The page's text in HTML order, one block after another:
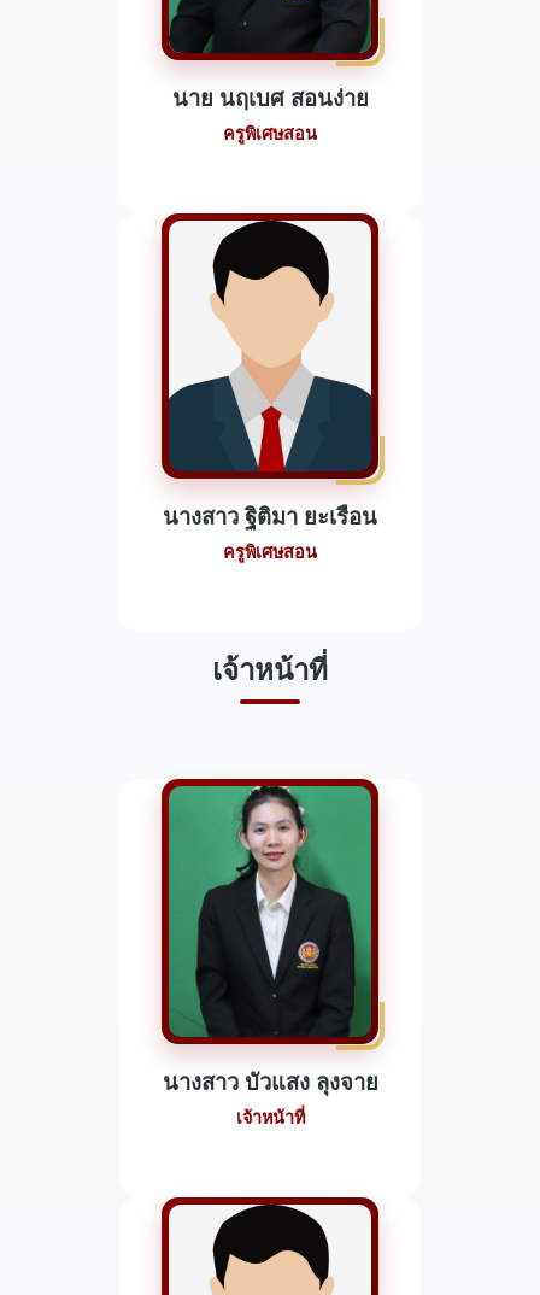
นาย นฤเบศ สอนง่าย
ครูพิเศษสอน
นางสาว ฐิติมา ยะเรือน
ครูพิเศษสอน
เจ้าหน้าที่
นางสาว บัวแสง ลุงจาย
เจ้าหน้าที่